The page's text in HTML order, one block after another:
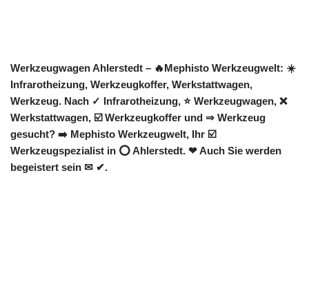
Werkzeugwagen Ahlerstedt – 🔥Mephisto Werkzeugwelt: ☀️
Infrarotheizung, Werkzeugkoffer, Werkstattwagen,
Werkzeug. Nach ✓ Infrarotheizung, ⭐ Werkzeugwagen, ❌
Werkstattwagen, ☑️ Werkzeugkoffer und ⇒ Werkzeug
gesucht? ➡️ Mephisto Werkzeugwelt, Ihr ☑️
Werkzeugspezialist in ⭕ Ahlerstedt. ❤ Auch Sie werden
begeistert sein ✉ ✔.